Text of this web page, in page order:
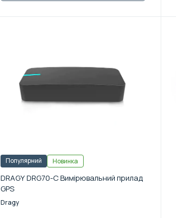
Популярний Новинка
DRAGY DRG70-C Вимірювальний прилад
GPS
Dragy